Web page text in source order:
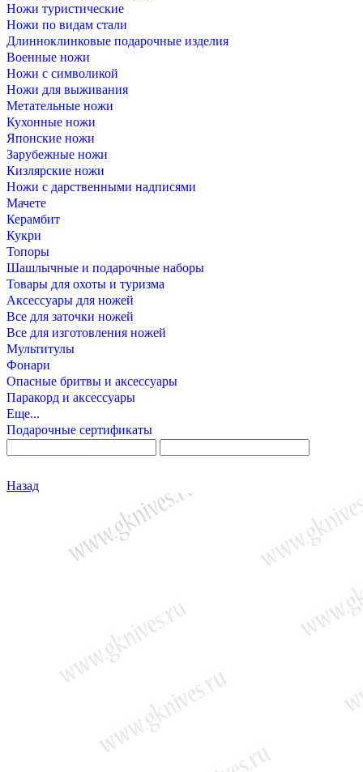
Ножи туристические
Ножи по видам стали
Длинноклинковые подарочные изделия
Военные ножи
Ножи с символикой
Ножи для выживания
Метательные ножи
Кухонные ножи
Японские ножи
Зарубежные ножи
Кизлярские ножи
Ножи с дарственными надписями
Мачете
Керамбит
Кукри
Топоры
Шашлычные и подарочные наборы
Товары для охоты и туризма
Аксессуары для ножей
Все для заточки ножей
Все для изготовления ножей
Мультитулы
Фонари
Опасные бритвы и аксессуары
Паракорд и аксессуары
Еще...
Подарочные сертификаты
Назад